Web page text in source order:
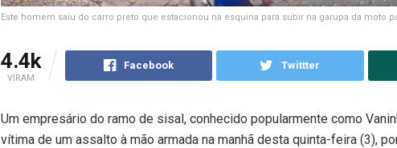
Este homem saiu do carro preto que estacionou na esquina para subir na garupa da moto
4.4k
VIRAM
Facebook Twittter
Um empresário do ramo de sisal, conhecido popularmente como
vítima de um assalto à mão armada na manhã desta quinta-feira (3),